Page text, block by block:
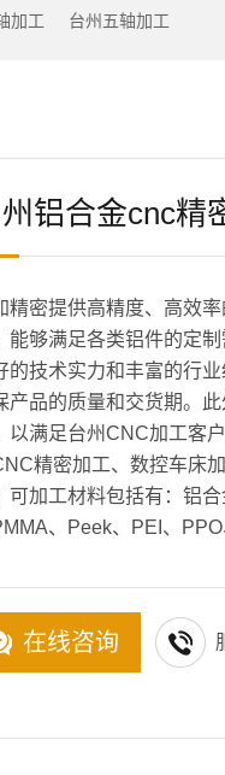
加工 台州五轴加工
铝合金cnc精
精密提供高精度、高效
能够满足各类铝件的定
的技术实力和丰富的行
产品的质量和交货期。
以满足台州CNC加工客
精密加工、数控车床
可加工材料包括有：铝
、Peek、PEI、
在线咨询